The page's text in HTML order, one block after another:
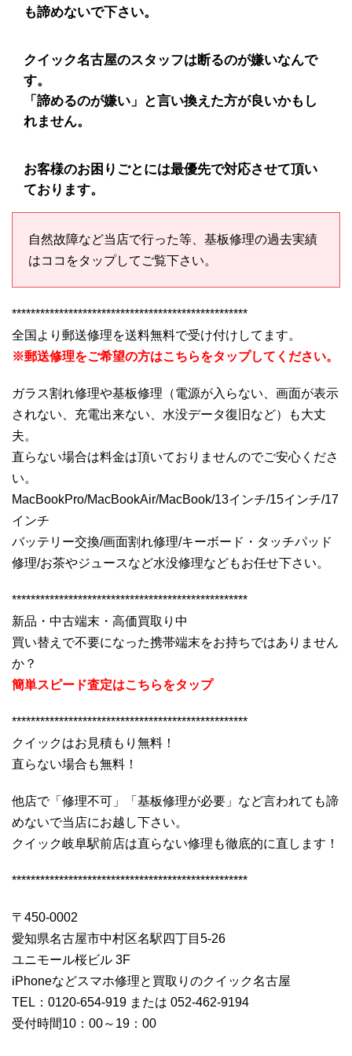
も諦めないで下さい。
クイック名古屋のスタッフは断るのが嫌いなんで
す。
「諦めるのが嫌い」と言い換えた方が良いかもし
れません。
お客様のお困りごとには最優先で対応させて頂い
ております。
自然故障など当店で行った等、基板修理の過去実績
はココをタップしてご覧下さい。
**************************************************
全国より郵送修理を送料無料で受け付けしてます。
※郵送修理をご希望の方はこちらをタップしてください。
ガラス割れ修理や基板修理（電源が入らない、画面が表示
されない、充電出来ない、水没データ復旧など）も大丈
夫。
直らない場合は料金は頂いておりませんのでご安心くださ
い。
MacBookPro/MacBookAir/MacBook/13インチ/15インチ/17
インチ
バッテリー交換/画面割れ修理/キーボード・タッチパッド
修理/お茶やジュースなど水没修理などもお任せ下さい。
**************************************************
新品・中古端末・高価買取り中
買い替えで不要になった携帯端末をお持ちではありません
か？
簡単スピード査定はこちらをタップ
**************************************************
クイックはお見積もり無料！
直らない場合も無料！
他店で「修理不可」「基板修理が必要」など言われても諦
めないで当店にお越し下さい。
クイック岐阜駅前店は直らない修理も徹底的に直します！
**************************************************
〒450-0002
愛知県名古屋市中村区名駅四丁目5-26
ユニモール桜ビル 3F
iPhoneなどスマホ修理と買取りのクイック名古屋
TEL：0120-654-919 または 052-462-9194
受付時間10：00～19：00